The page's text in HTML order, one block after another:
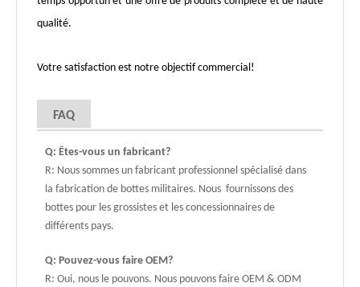
qualité.
Votre satisfaction est notre objectif commercial!
FAQ
Q: Êtes-vous un fabricant?
R: Nous sommes un fabricant professionnel spécialisé dans
la fabrication de bottes militaires. Nous fournissons des
bottes pour les grossistes et les concessionnaires de
différents pays.
Q: Pouvez-vous faire OEM?
R: Oui, nous le pouvons. Nous pouvons faire OEM & ODM